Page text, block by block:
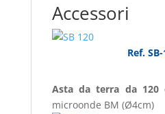
Accessori
Ref.
Asta da terra da 120
microonde BM (Ø4cm)